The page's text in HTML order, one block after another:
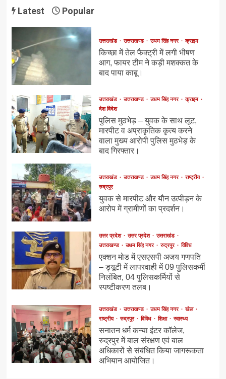
Latest Popular
उत्तराखंड उत्तराखण्ड उधम सिंह नगर क्राइम
किच्छा में तेल फैक्ट्री में लगी भीषण
आग, फायर टीम ने कड़ी मशक्कत के
बाद पाया काबू।
उत्तराखंड उत्तराखण्ड उधम सिंह नगर
क्राइम
देश विदेश
पुलिस मुठभेड़ – युवक के साथ लूट,
मारपीट व अप्राकृतिक कृत्य करने
वाला मुख्य आरोपी पुलिस मुठभेड़ के
बाद गिरफ्तार।
उत्तराखंड उत्तराखण्ड उधम सिंह नगर
राष्ट्रीय
रुद्रपुर
युवक से मारपीट और यौन उत्पीड़न के
आरोप में ग्रामीणों का प्रदर्शन।
उत्तर प्रदेश उत्तर प्रदेश
उत्तराखंड
उत्तराखण्ड
उधम सिंह नगर रुद्रपुर विविध
एक्शन मोड में एसएसपी अजय गणपति
– ड्यूटी में लापरवाही में 09 पुलिसकर्मी
निलंबित, 04 पुलिसकर्मियों से
स्पष्टीकरण तलब।
उत्तराखंड उत्तराखण्ड उधम सिंह नगर
खेल
राष्ट्रीय
रुद्रपुर विविध शिक्षा स्वास्थ्य
सनातन धर्म कन्या इंटर कॉलेज,
रुद्रपुर में बाल संरक्षण एवं बाल
अधिकारों से संबंधित किया जागरूकता
अभियान आयोजित।